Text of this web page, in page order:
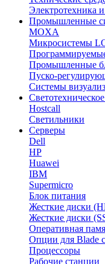
Электротехника
Промышленные
MOXA
Микросистемы
Промышленные
Пуско-
Системы
Hostcall
Светильники
Серверы
Dell
HP
Huawei
IBM
Supermicro
Блок питания
Жесткие диски
Жесткие диски
Оперативная
Опции для Blade
Процессоры
Рабочие станции